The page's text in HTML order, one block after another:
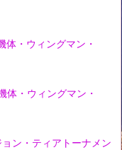
体・ウィングマン・
体・ウィングマン・
ン・ティアトーナメン